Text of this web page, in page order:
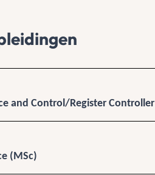
and Control/Register Controller
(MSc)